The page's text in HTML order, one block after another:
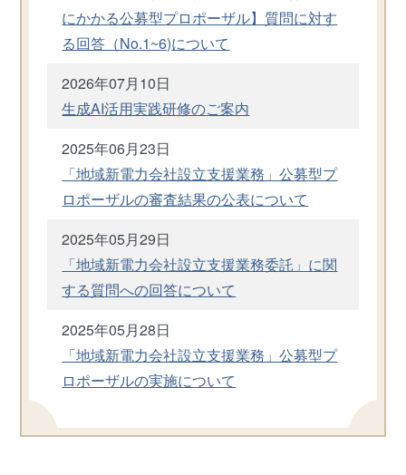
にかかる公募型プロポーザル】質問に対す
る回答（No.1~6)について
2026年07月10日
生成AI活用実践研修のご案内
2025年06月23日
「地域新電力会社設立支援業務」公募型プ
ロポーザルの審査結果の公表について
2025年05月29日
「地域新電力会社設立支援業務委託」に関
する質問への回答について
2025年05月28日
「地域新電力会社設立支援業務」公募型プ
ロポーザルの実施について